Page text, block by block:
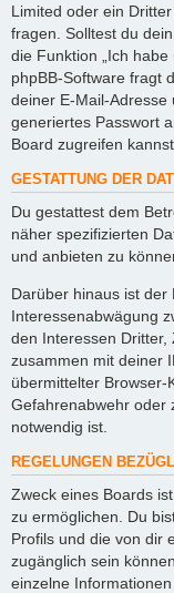
Limited oder ein
fragen. Solltest du
die Funktion „Ich
phpBB-Software fragt
deiner E-Mail-
generiertes Passwort
Board zugreifen kannst.
GESTATTUNG DER
Du gestattest dem
näher spezifizierten
und anbieten zu
Darüber hinaus ist
Interessenabwägung
den Interessen Dritter,
zusammen mit deiner
übermittelter
Gefahrenabwehr oder
notwendig ist.
REGELUNGEN
Zweck eines Boards
zu ermöglichen. Du
Profils und die von dir
zugänglich sein
einzelne